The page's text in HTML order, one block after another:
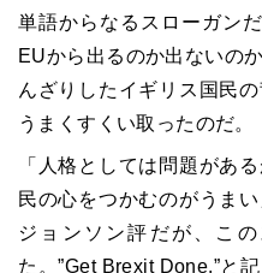
単語からなるスローガン
EUから出るのか出ないの
んざりしたイギリス国民
うまくすくい取ったのだ。
「人格としては問題があ
民の心をつかむのがうま
ジョンソン評だが、こ
た。”Get Brexit Done.”と